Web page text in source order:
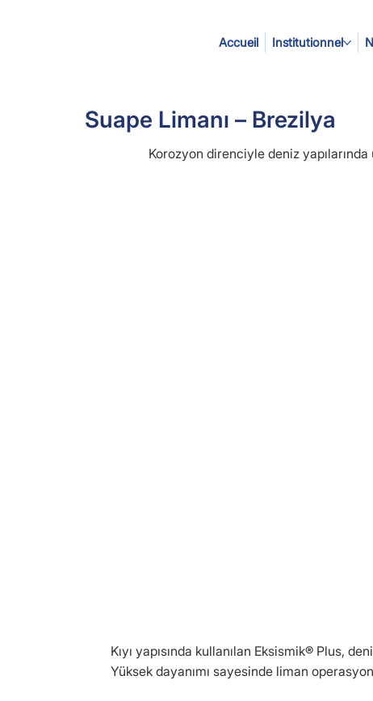
Accueil Institutionnel
Suape Limanı – Brezilya
Korozyon direnciyle deniz yapılarında
Kıyı yapısında kullanılan Eksismik® Plus,
Yüksek dayanımı sayesinde liman